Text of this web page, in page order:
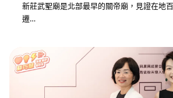
新莊武聖廟是北部最早的關帝廟，見證在地
遷…